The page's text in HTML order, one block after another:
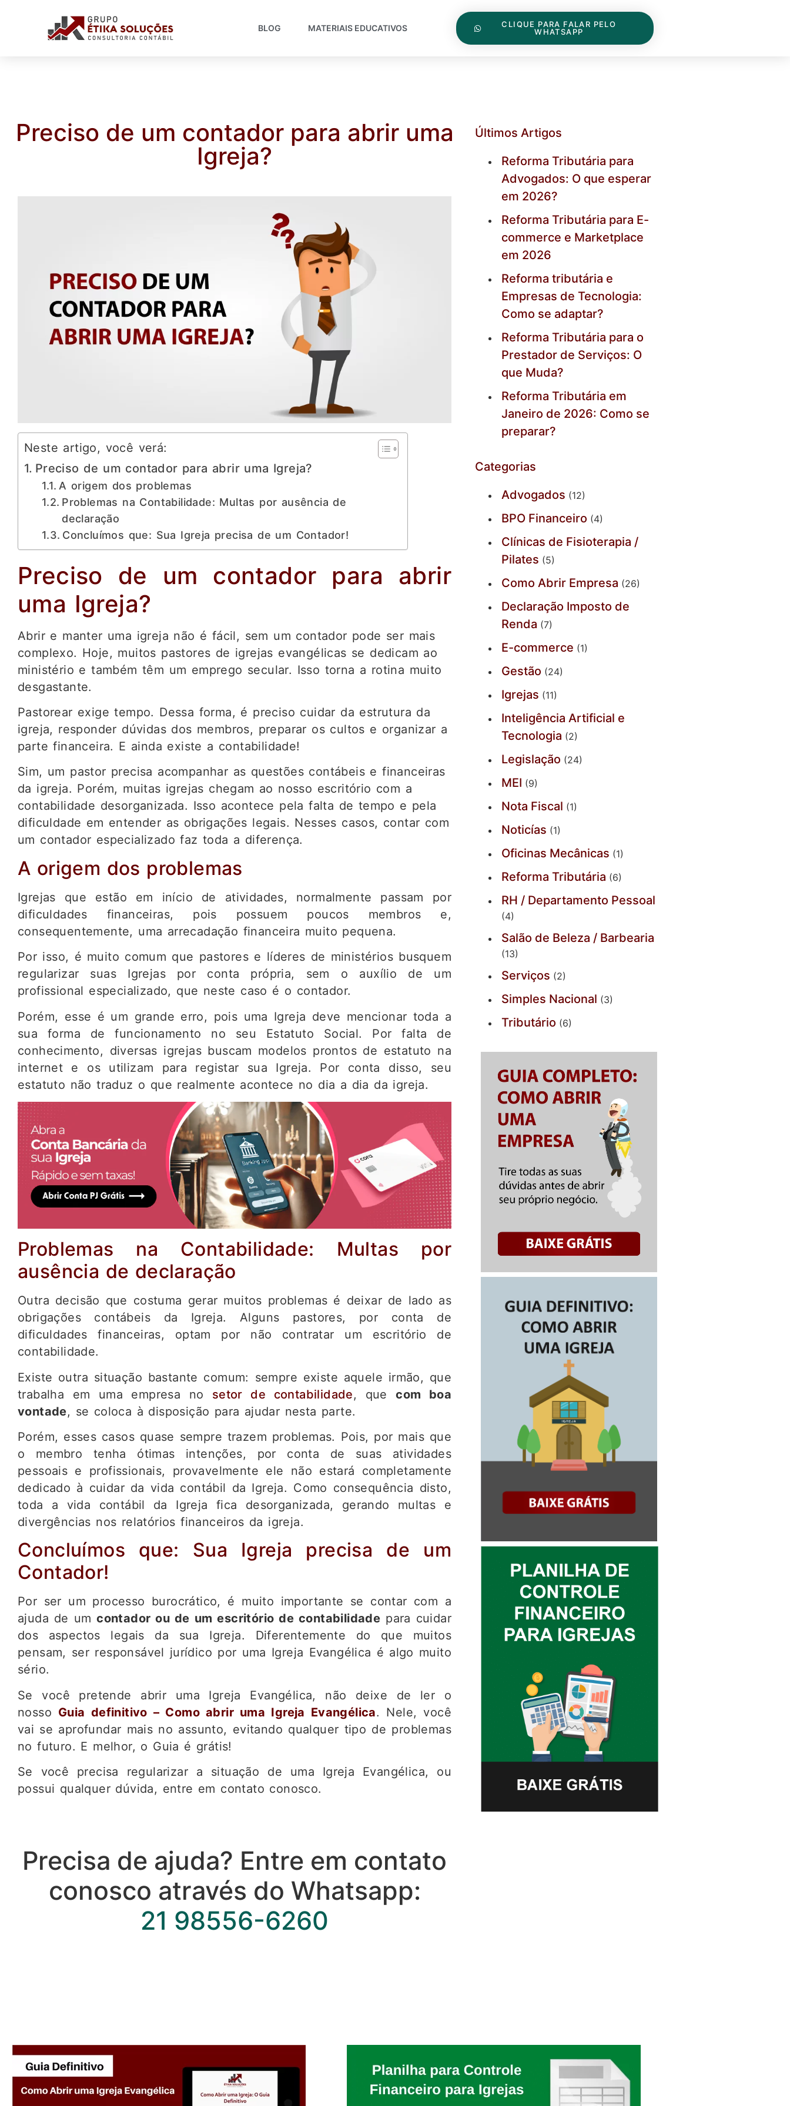
BLOG MATERIAIS EDUCATIVOS
CLIQUE PARA FALAR PELO
WHATSAPP
Preciso de um contador para abrir uma
Igreja?
Neste artigo, você verá:
Preciso de um contador para abrir uma Igreja?
A origem dos problemas
Problemas na Contabilidade: Multas por ausência de
declaração
Concluímos que: Sua Igreja precisa de um Contador!
Preciso de um contador para abrir
uma Igreja?
Abrir e manter uma igreja não é fácil, sem um contador pode ser mais
complexo. Hoje, muitos pastores de igrejas evangélicas se dedicam ao
ministério e também têm um emprego secular. Isso torna a rotina muito
desgastante.
Pastorear exige tempo. Dessa forma, é preciso cuidar da estrutura da
igreja, responder dúvidas dos membros, preparar os cultos e organizar a
parte financeira. E ainda existe a contabilidade!
Sim, um pastor precisa acompanhar as questões contábeis e financeiras
da igreja. Porém, muitas igrejas chegam ao nosso escritório com a
contabilidade desorganizada. Isso acontece pela falta de tempo e pela
dificuldade em entender as obrigações legais. Nesses casos, contar com
um contador especializado faz toda a diferença.
A origem dos problemas
Igrejas que estão em início de atividades, normalmente passam por
dificuldades financeiras, pois possuem poucos membros e,
consequentemente, uma arrecadação financeira muito pequena.
Por isso, é muito comum que pastores e líderes de ministérios busquem
regularizar suas Igrejas por conta própria, sem o auxílio de um
profissional especializado, que neste caso é o contador.
Porém, esse é um grande erro, pois uma Igreja deve mencionar toda a
sua forma de funcionamento no seu Estatuto Social. Por falta de
conhecimento, diversas igrejas buscam modelos prontos de estatuto na
internet e os utilizam para registar sua Igreja. Por conta disso, seu
estatuto não traduz o que realmente acontece no dia a dia da igreja.
Problemas na Contabilidade: Multas por
ausência de declaração
Outra decisão que costuma gerar muitos problemas é deixar de lado as
obrigações contábeis da Igreja. Alguns pastores, por conta de
dificuldades financeiras, optam por não contratar um escritório de
contabilidade.
Existe outra situação bastante comum: sempre existe aquele irmão, que
trabalha em uma empresa no setor de contabilidade, quecom boa
vontade, se coloca à disposição para ajudar nesta parte.
Porém, esses casos quase sempre trazem problemas. Pois, por mais que
o membro tenha ótimas intenções, por conta de suas atividades
pessoais e profissionais, provavelmente ele não estará completamente
dedicado à cuidar da vida contábil da Igreja. Como consequência disto,
toda a vida contábil da Igreja fica desorganizada, gerando multas e
divergências nos relatórios financeiros da igreja.
Concluímos que: Sua Igreja precisa de um
Contador!
Por ser um processo burocrático, é muito importante se contar com a
ajuda de umcontador ou de um escritório de contabilidade para cuidar
dos aspectos legais da sua Igreja. Diferentemente do que muitos
pensam, ser responsável jurídico por uma Igreja Evangélica é algo muito
sério.
Se você pretende abrir uma Igreja Evangélica, não deixe de ler o
nosso Guia definitivo – Como abrir uma Igreja Evangélica. Nele, você
vai se aprofundar mais no assunto, evitando qualquer tipo de problemas
no futuro. E melhor, o Guia é grátis!
Se você precisa regularizar a situação de uma Igreja Evangélica, ou
possui qualquer dúvida, entre em contato conosco.
Precisa de ajuda? Entre em contato
conosco através do Whatsapp:
21 98556-6260
Últimos Artigos
Reforma Tributária para
Advogados: O que esperar
em 2026?
Reforma Tributária para E-
commerce e Marketplace
em 2026
Reforma tributária e
Empresas de Tecnologia:
Como se adaptar?
Reforma Tributária para o
Prestador de Serviços: O
que Muda?
Reforma Tributária em
Janeiro de 2026: Como se
preparar?
Categorias
Advogados (12)
BPO Financeiro (4)
Clínicas de Fisioterapia /
Pilates (5)
Como Abrir Empresa (26)
Declaração Imposto de
Renda (7)
E-commerce (1)
Gestão (24)
Igrejas (11)
Inteligência Artificial e
Tecnologia (2)
Legislação (24)
MEI (9)
Nota Fiscal (1)
Noticías (1)
Oficinas Mecânicas (1)
Reforma Tributária (6)
RH / Departamento Pessoal
(4)
Salão de Beleza / Barbearia
(13)
Serviços (2)
Simples Nacional (3)
Tributário (6)